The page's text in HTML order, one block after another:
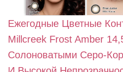
Ежегодные Цветные
Millcreek Frost Amber
Солоноватыми Серо-